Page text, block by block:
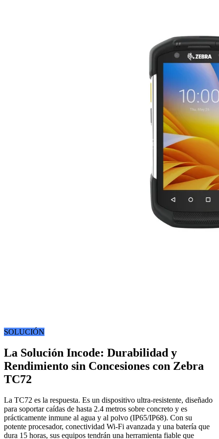
SOLUCIÓN
La Solución Incode: Durabilidad y
Rendimiento sin Concesiones con Zebra
TC72
La TC72 es la respuesta. Es un dispositivo ultra-resistente, diseñado
para soportar caídas de hasta 2.4 metros sobre concreto y es
prácticamente inmune al agua y al polvo (IP65/IP68). Con su
potente procesador, conectividad Wi-Fi avanzada y una batería que
dura 15 horas, sus equipos tendrán una herramienta fiable que